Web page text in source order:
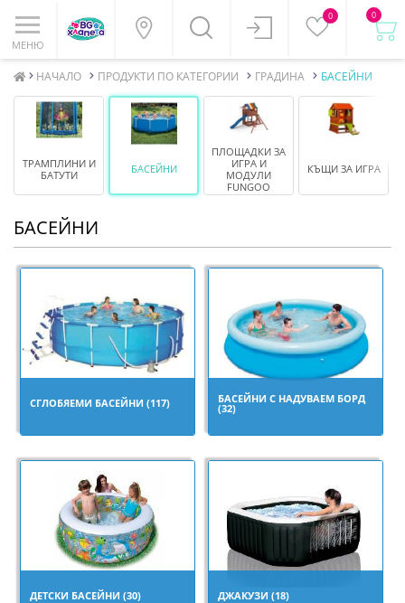
МЕНЮ
0 0
НАЧАЛО ПРОДУКТИ ПО КАТЕГОРИИ ГРАДИНА БАСЕЙНИ
ТРАМПЛИНИ И
БАТУТИ
БАСЕЙНИ
ПЛОЩАДКИ ЗА
ИГРА И
МОДУЛИ
FUNGOO
КЪЩИ ЗА ИГРА
БАСЕЙНИ
СГЛОБЯЕМИ БАСЕЙНИ (117) БАСЕЙНИ С НАДУВАЕМ БОРД
(32)
ДЕТСКИ БАСЕЙНИ (30) ДЖАКУЗИ (18)